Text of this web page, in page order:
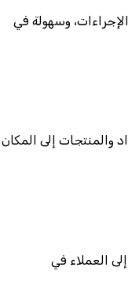
وسهولة في
والمنتجات إلى المكان
العملاء في